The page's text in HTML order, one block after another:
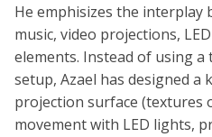
He emphisizes the interplay
music, video projections,
elements. Instead of using
setup, Azael has designed a
projection surface (textures
movement with LED lights,